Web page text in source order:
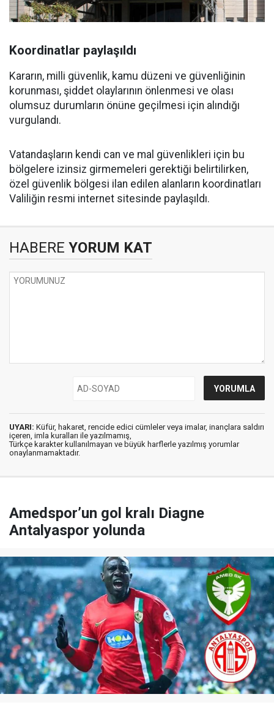
Koordinatlar paylaşıldı
Kararın, milli güvenlik, kamu düzeni ve güvenliğinin
korunması, şiddet olaylarının önlenmesi ve olası
olumsuz durumların önüne geçilmesi için alındığı
vurgulandı.
Vatandaşların kendi can ve mal güvenlikleri için bu
bölgelere izinsiz girmemeleri gerektiği belirtilirken,
özel güvenlik bölgesi ilan edilen alanların koordinatları
Valiliğin resmi internet sitesinde paylaşıldı.
HABERE YORUM KAT
UYARI: Küfür, hakaret, rencide edici cümleler veya imalar, inançlara saldırı
içeren, imla kuralları ile yazılmamış,
Türkçe karakter kullanılmayan ve büyük harflerle yazılmış yorumlar
onaylanmamaktadır.
Amedspor’un gol kralı Diagne
Antalyaspor yolunda